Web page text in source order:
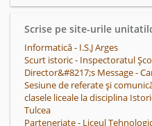
Scrise pe site-urile
Informatică - I.S.J Arges
Scurt istoric - Inspectoratul
Director&#8217;s Message -
Sesiune de referate și
clasele liceale la disciplina
Tulcea
Parteneriate - Liceul